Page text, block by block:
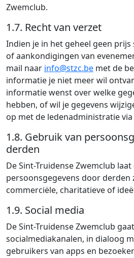
Zwemclub.
1.7. Recht van verzet
Indien je in het geheel geen
of aankondigingen van
mail naar info@stzc.be met de
informatie je niet meer wil
informatie wenst over welke
hebben, of wil je gegevens
op met de ledenadministratie via
1.8. Gebruik van
derden
De Sint-Truidense Zwemclub
persoonsgegevens door derden
commerciële, charitatieve of
1.9. Social media
De Sint-Truidense Zwemclub
socialmediakanalen, in dialoog
gebruikers van apps en